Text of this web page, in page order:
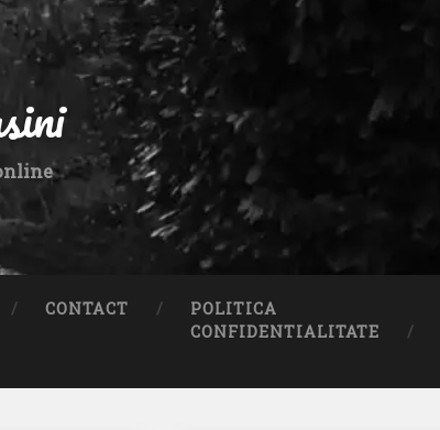
CONTACT
POLITICA
CONFIDENTIALITATE